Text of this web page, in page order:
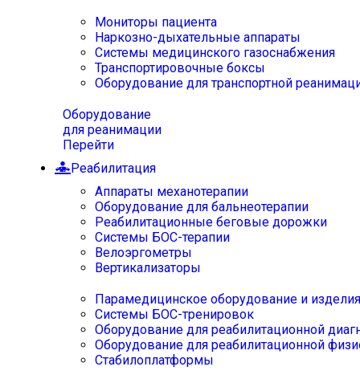
Мониторы пациента
Наркозно-дыхательные аппараты
Системы медицинского газоснабжения
Транспортировочные боксы
Оборудование для транспортной
Оборудование
для реанимации
Перейти
Реабилитация
Аппараты механотерапии
Оборудование для бальнеотерапии
Реабилитационные беговые дорожки
Системы БОС-терапии
Велоэргометры
Вертикализаторы
Парамедицинское оборудование и изделия
Системы БОС-тренировок
Оборудование для реабилитационной
Оборудование для реабилитационной
Стабилоплатформы